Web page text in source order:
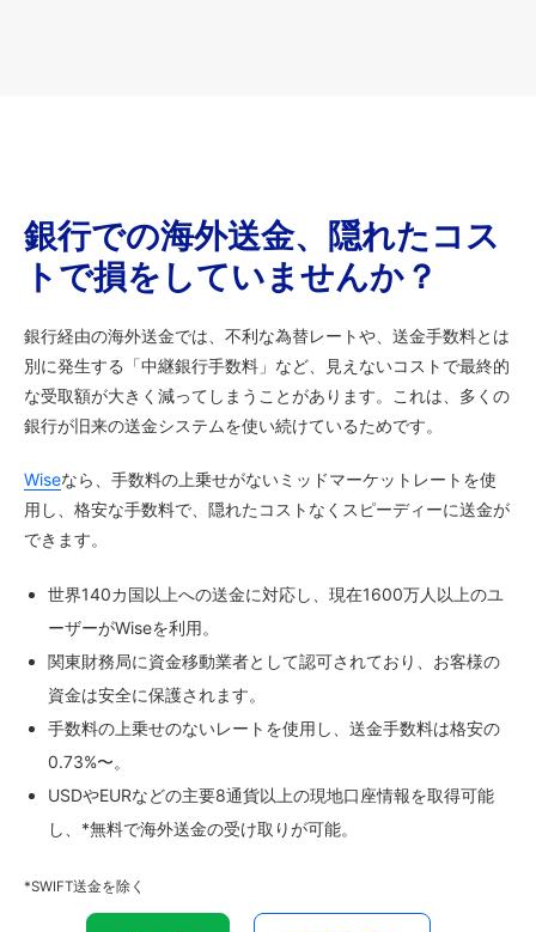
銀行での海外送金、隠れたコス
トで損をしていませんか？
銀行経由の海外送金では、不利な為替レートや、送金手数料とは
別に発生する「中継銀行手数料」など、見えないコストで最終的
な受取額が大きく減ってしまうことがあります。これは、多くの
銀行が旧来の送金システムを使い続けているためです。
Wiseなら、手数料の上乗せがないミッドマーケットレートを使
用し、格安な手数料で、隠れたコストなくスピーディーに送金が
できます。
世界140カ国以上への送金に対応し、現在1600万人以上のユ
ーザーがWiseを利用。
関東財務局に資金移動業者として認可されており、お客様の
資金は安全に保護されます。
手数料の上乗せのないレートを使用し、送金手数料は格安の
0.73%〜。
USDやEURなどの主要8通貨以上の現地口座情報を取得可能
し、*無料で海外送金の受け取りが可能。
*SWIFT送金を除く